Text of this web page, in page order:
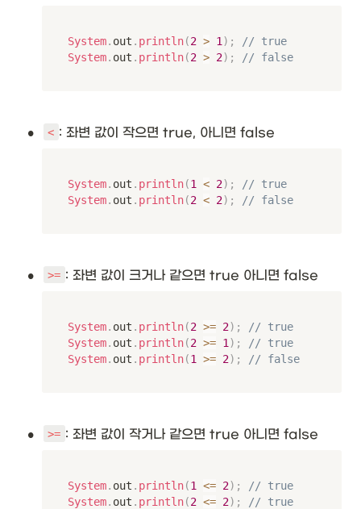
System. out . println(2 > 1 ) ;
// true
System. out . println(2 > 2) ; // false
• < : 좌변 값이 작으면 true, 아니면 false
System. out . println(1 < 2) ;
// true
System. out . println(2 < 2) ; // false
• >= : 좌변 값이 크거나 같으면 true 아니면 false
System. out . println(2 >= 2) ;
// true
System. out . println(2 >= 1 ) ;
// true
System. out . println(1 >= 2) ; // false
• >= : 좌변 값이 작거나 같으면 true 아니면 false
System. out . println(1 <= 2) ;
// true
System. out . println(2 <= 2) ;
// true